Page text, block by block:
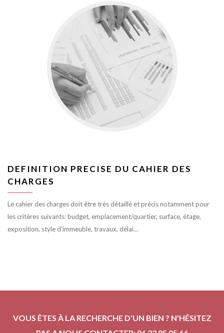
DEFINITION PRECISE DU CAHIER DES
CHARGES
Le cahier des charges doit être très détaillé et précis notamment pour
les critères suivants: budget, emplacement/quartier, surface, étage,
exposition, style d’immeuble, travaux, délai…
VOUS ÊTES À LA RECHERCHE D'UN BIEN ? N'HÉSITEZ